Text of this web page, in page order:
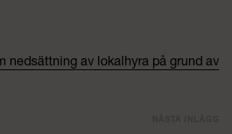
nedsättning av lokalhyra på grund av